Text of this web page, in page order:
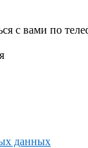
с вами по
данных